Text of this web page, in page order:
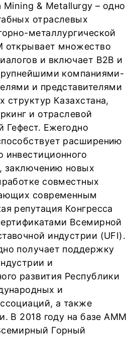
Mining & Metallurgy – одно
отраслевых
металлургической
открывает множество
и включает B2B и
компаниями-
и представителями
структур Казахстана,
и отраслевой
Гефест. Ежегодно
расширению
инвестиционного
заключению новых
совместных
современным
репутация Конгресса
Всемирной
индустрии (UFI).
получает поддержку
и
развития Республики
и
а также
В 2018 году на базе АММ
Горный